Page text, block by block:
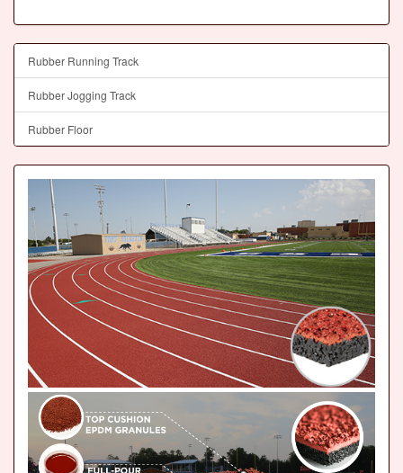
Rubber Running Track
Rubber Jogging Track
Rubber Floor